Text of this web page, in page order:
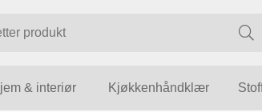
& interiør Kjøkkenhåndklær